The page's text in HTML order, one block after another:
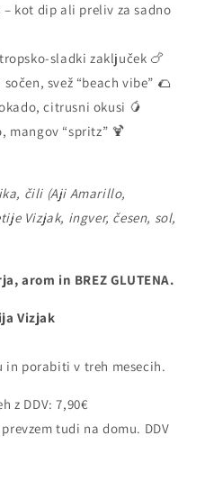
– kot dip ali preliv za sadno
sladki zaključek 🍗
sočen, svež “beach vibe” 🌮
citrusni okusi 🥭
mangov “spritz” 🍹
čili (Aji Amarillo,
Vizjak, ingver, česen, sol,
arom in BREZ GLUTENA.
Vizjak
porabiti v treh mesecih.
z DDV: 7,90€
tudi na domu. DDV